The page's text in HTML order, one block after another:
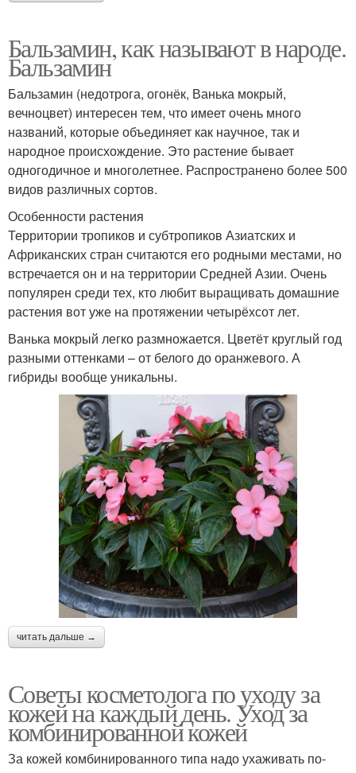
Бальзамин, как называют в народе.
Бальзамин
Бальзамин (недотрога, огонёк, Ванька мокрый,
вечноцвет) интересен тем, что имеет очень много
названий, которые объединяет как научное, так и
народное происхождение. Это растение бывает
одногодичное и многолетнее. Распространено более 500
видов различных сортов.
Особенности растения
Территории тропиков и субтропиков Азиатских и
Африканских стран считаются его родными местами, но
встречается он и на территории Средней Азии. Очень
популярен среди тех, кто любит выращивать домашние
растения вот уже на протяжении четырёхсот лет.
Ванька мокрый легко размножается. Цветёт круглый год
разными оттенками – от белого до оранжевого. А
гибриды вообще уникальны.
читать дальше →
Советы косметолога по уходу за
кожей на каждый день. Уход за
комбинированной кожей
За кожей комбинированного типа надо ухаживать по-